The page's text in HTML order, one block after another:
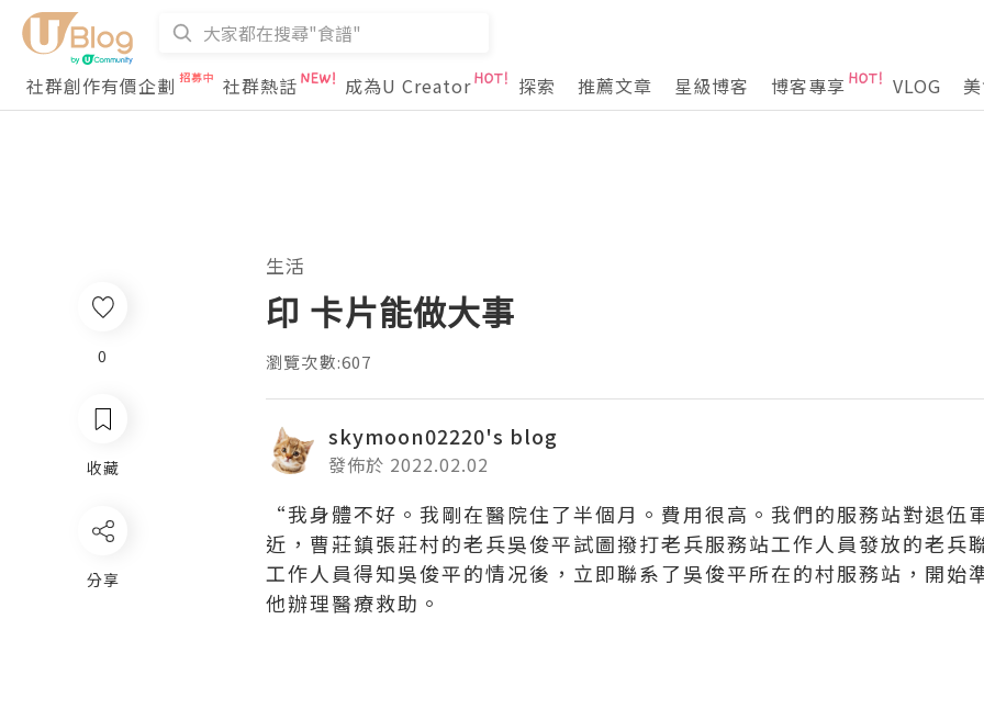
社群創作有價企劃 社群熱話 成為U Creator 探索 推薦文章 星級博客 博客專享 VLOG
生活
印 卡片能做大事
瀏覽次數:607
skymoon02220's blog
發佈於 2022.02.02
“我身體不好。我剛在醫院住了半個月。費用很高。我們的服務站對退
近，曹莊鎮張莊村的老兵吳俊平試圖撥打老兵服務站工作人員發放的老兵
工作人員得知吳俊平的情况後，立即聯系了吳俊平所在的村服務站，開始
他辦理醫療救助。
0
收藏
分享